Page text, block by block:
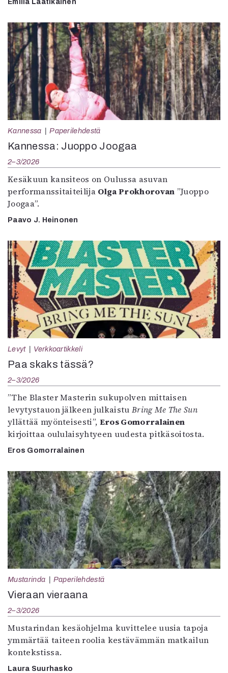
Emilia Laatikainen
Kannessa Paperilehdestä
Kannessa: Juoppo Joogaa
2–3/2026
Kesäkuun kansiteos on Oulussa asuvan
performanssitaiteilija Olga Prokhorovan ”Juoppo
Joogaa”.
Paavo J. Heinonen
Levyt Verkkoartikkeli
Paa skaks tässä?
2–3/2026
”The Blaster Masterin sukupolven mittaisen
levytystauon jälkeen julkaistu Bring Me The Sun
yllättää myönteisesti”, Eros Gomorralainen
kirjoittaa oululaisyhtyeen uudesta pitkäsoitosta.
Eros Gomorralainen
Mustarinda Paperilehdestä
Vieraan vieraana
2–3/2026
Mustarindan kesäohjelma kuvittelee uusia tapoja
ymmärtää taiteen roolia kestävämmän matkailun
kontekstissa.
Laura Suurhasko